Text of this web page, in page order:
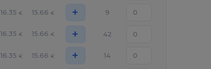
16.35 € 15.66 € + 9
16.35 € 15.66 € + 42
16.35 € 15.66 € + 14